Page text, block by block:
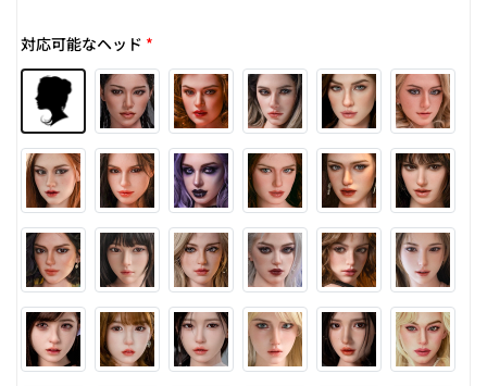
対応可能なヘッド *